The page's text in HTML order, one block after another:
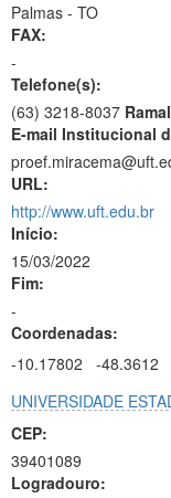
Palmas - TO
FAX:
-
Telefone(s):
(63) 3218-8037
E-mail Institucional
URL:
http://www.uft.edu.br
Início:
15/03/2022
Fim:
-
Coordenadas:
-10.17802
-48.3612
UNIVERSIDADE
CEP:
39401089
Logradouro: